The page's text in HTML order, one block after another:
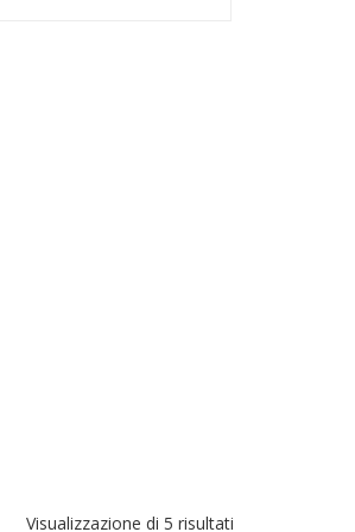
Visualizzazione di 5 risultati